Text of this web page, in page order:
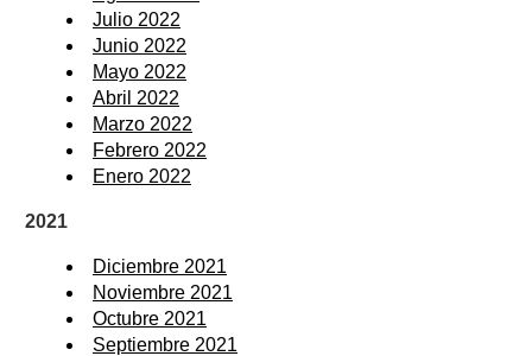
Julio 2022
Junio 2022
Mayo 2022
Abril 2022
Marzo 2022
Febrero 2022
Enero 2022
2021
Diciembre 2021
Noviembre 2021
Octubre 2021
Septiembre 2021